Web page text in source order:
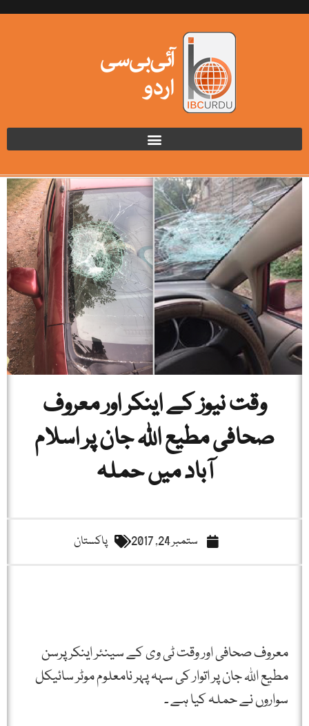
وقت نیوز کے اینکر اور معروف
صحافی مطیع اللہ جان پر اسلام
آباد میں حملہ
ستمبر 24, 2017 پاکستان
معروف صحافی اور وقت ٹی وی کے سینئر اینکر پرسن
مطیع اللہ جان پر اتوار کی سہہ پہر نامعلوم موٹر سائیکل
سواروں نے حملہ کیا ہے ۔